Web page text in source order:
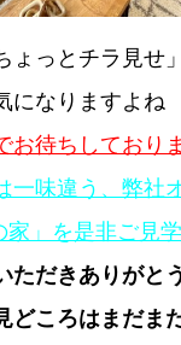
ょっとチラ見せ」
になりますよね
お待ちしており
一味違う、弊社
家」を是非ご見
ただきありがと
どころはまだま